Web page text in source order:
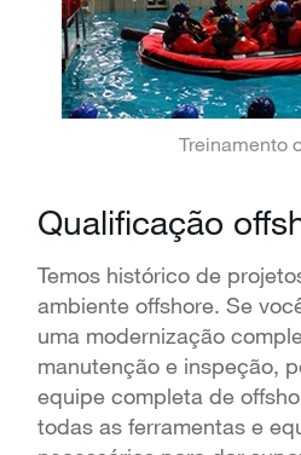
Treinamento
Qualificação
Temos histórico de
ambiente offshore. Se
uma modernização
manutenção e inspeção,
equipe completa de
todas as ferramentas e